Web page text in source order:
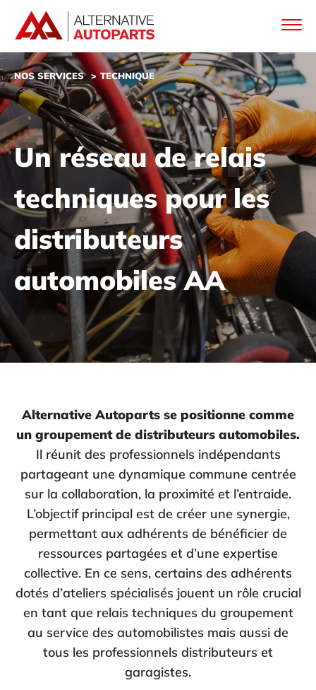
NOS SERVICES TECHNIQUE
Un réseau de relais
techniques pour les
distributeurs
automobiles AA
Alternative Autoparts se positionne comme
un groupement de distributeurs automobiles.
Il réunit des professionnels indépendants
partageant une dynamique commune centrée
sur la collaboration, la proximité et l’entraide.
L’objectif principal est de créer une synergie,
permettant aux adhérents de bénéficier de
ressources partagées et d’une expertise
collective. En ce sens, certains des adhérents
dotés d’ateliers spécialisés jouent un rôle crucial
en tant que relais techniques du groupement
au service des automobilistes mais aussi de
tous les professionnels distributeurs et
garagistes.